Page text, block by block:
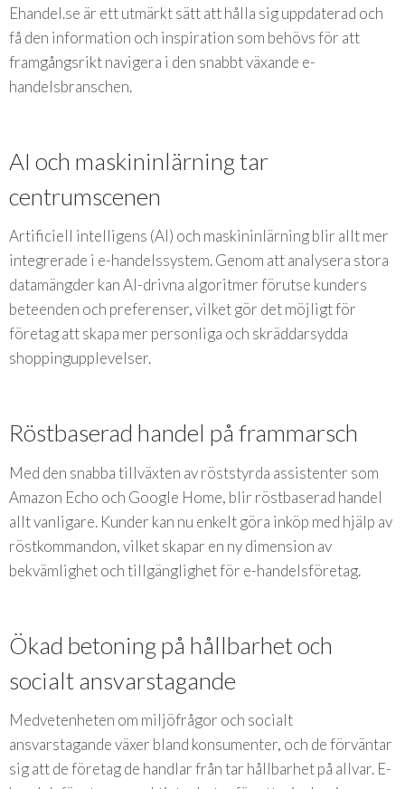
Ehandel.se är ett utmärkt sätt att hålla sig uppdaterad och
få den information och inspiration som behövs för att
framgångsrikt navigera i den snabbt växande e-
handelsbranschen.
AI och maskininlärning tar
centrumscenen
Artificiell intelligens (AI) och maskininlärning blir allt mer
integrerade i e-handelssystem. Genom att analysera stora
datamängder kan AI-drivna algoritmer förutse kunders
beteenden och preferenser, vilket gör det möjligt för
företag att skapa mer personliga och skräddarsydda
shoppingupplevelser.
Röstbaserad handel på frammarsch
Med den snabba tillväxten av röststyrda assistenter som
Amazon Echo och Google Home, blir röstbaserad handel
allt vanligare. Kunder kan nu enkelt göra inköp med hjälp av
röstkommandon, vilket skapar en ny dimension av
bekvämlighet och tillgänglighet för e-handelsföretag.
Ökad betoning på hållbarhet och
socialt ansvarstagande
Medvetenheten om miljöfrågor och socialt
ansvarstagande växer bland konsumenter, och de förväntar
sig att de företag de handlar från tar hållbarhet på allvar. E-